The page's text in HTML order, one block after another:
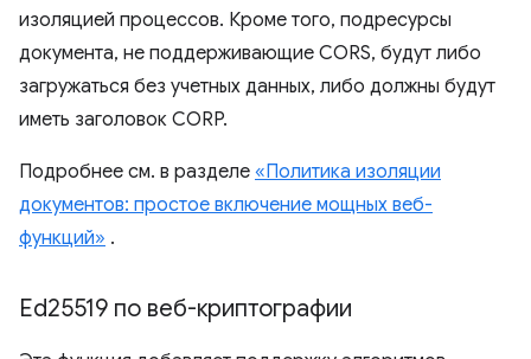
изоляцией процессов. Кроме того, подресурсы
документа, не поддерживающие CORS, будут либо
загружаться без учетных данных, либо должны будут
иметь заголовок CORP.
Подробнее см. в разделе «Политика изоляции
документов: простое включение мощных веб-
функций» .
Ed25519 по веб-криптографии